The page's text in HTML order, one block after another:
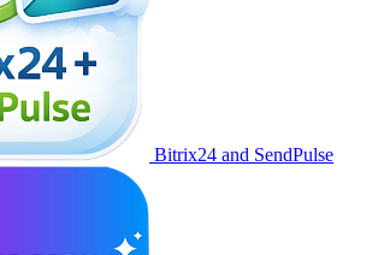
Bitrix24 and SendPulse